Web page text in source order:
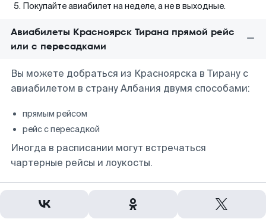
Покупайте авиабилет на неделе, а не в выходные.
Авиабилеты Красноярск Тирана прямой рейс
или с пересадками
Вы можете добраться из Красноярска в Тирану с
авиабилетом в страну Албания двумя способами:
прямым рейсом
рейс с пересадкой
Иногда в расписании могут встречаться
чартерные рейсы и лоукосты.